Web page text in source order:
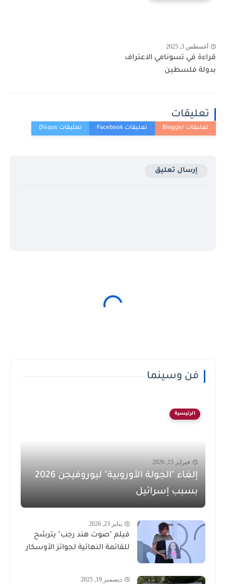
أغسطس 3, 2025
قراءة في تسونامي الاعتراف
بدولة فلسطين
تعليقات
إرسال تعليق
فن وسينما
الرئيسية
فبراير 15, 2026
إلغاء "الجولة الأوروبية" ليوروفيجن 2026
بسبب إسرائيل
يناير 23, 2026
فيلم "صوت هند رجب" يترشح
للقائمة النهائية لجوائز الأوسكار
ديسمبر 19, 2025